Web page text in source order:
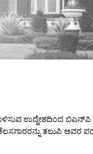
ಉದ್ದೇಶದಿಂದ ಬಿಎನ್‌ಪಿ
ತಲುಪಿ ಅವರ